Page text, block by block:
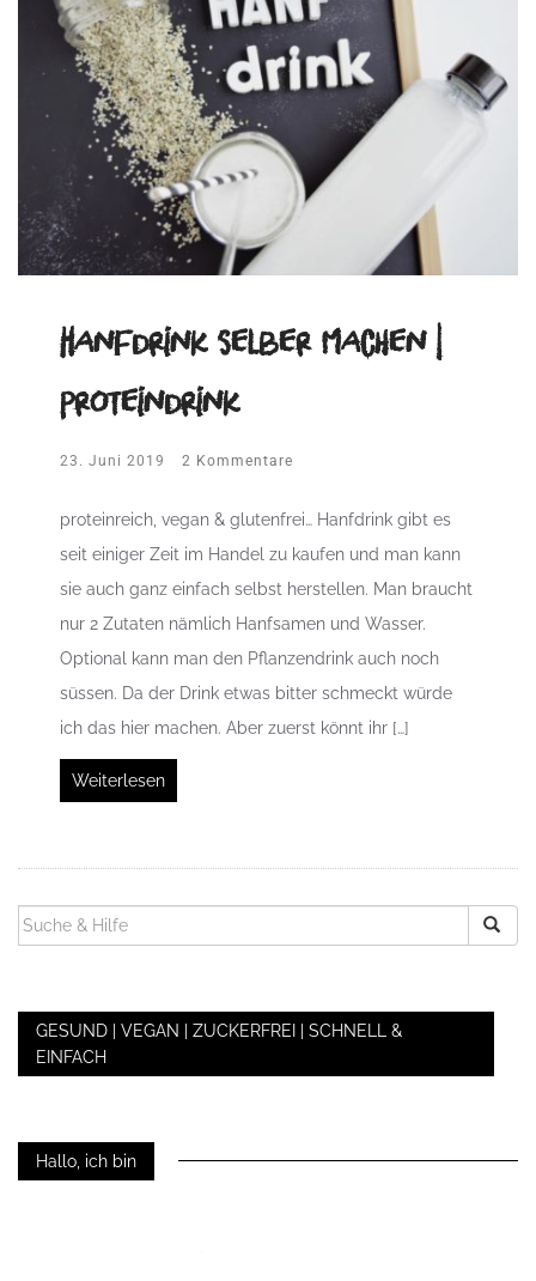
Hanfdrink selber machen |
Proteindrink
23. Juni 2019 2 Kommentare
proteinreich, vegan & glutenfrei… Hanfdrink gibt es
seit einiger Zeit im Handel zu kaufen und man kann
sie auch ganz einfach selbst herstellen. Man braucht
nur 2 Zutaten nämlich Hanfsamen und Wasser.
Optional kann man den Pflanzendrink auch noch
süssen. Da der Drink etwas bitter schmeckt würde
ich das hier machen. Aber zuerst könnt ihr […]
Weiterlesen
SUCHEN
NACH:
GESUND | VEGAN | ZUCKERFREI | SCHNELL &
EINFACH
Hallo, ich bin